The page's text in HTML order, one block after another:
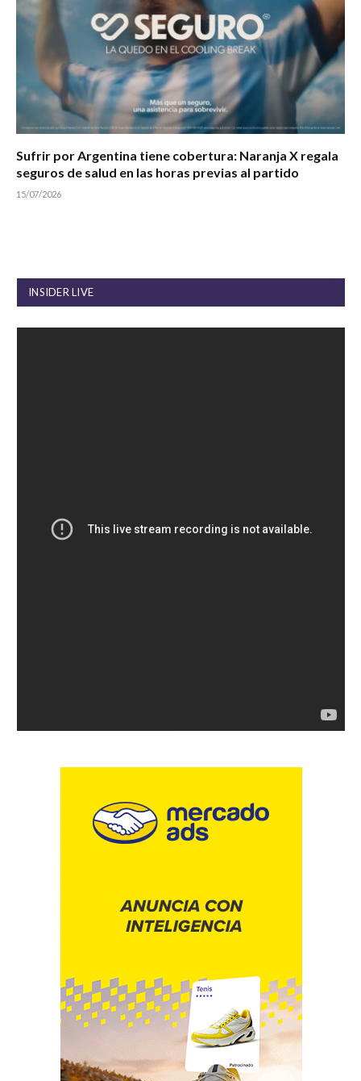
Sufrir por Argentina tiene cobertura: Naranja X regala
seguros de salud en las horas previas al partido
15/07/2026
INSIDER LIVE